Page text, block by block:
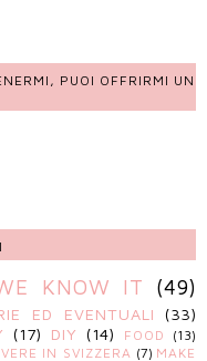
PUOI OFFRIRMI UN
KNOW IT
(49)
ED EVENTUALI
(33)
(17) DIY (14) FOOD
(13)
IN SVIZZERA (7) MAKE